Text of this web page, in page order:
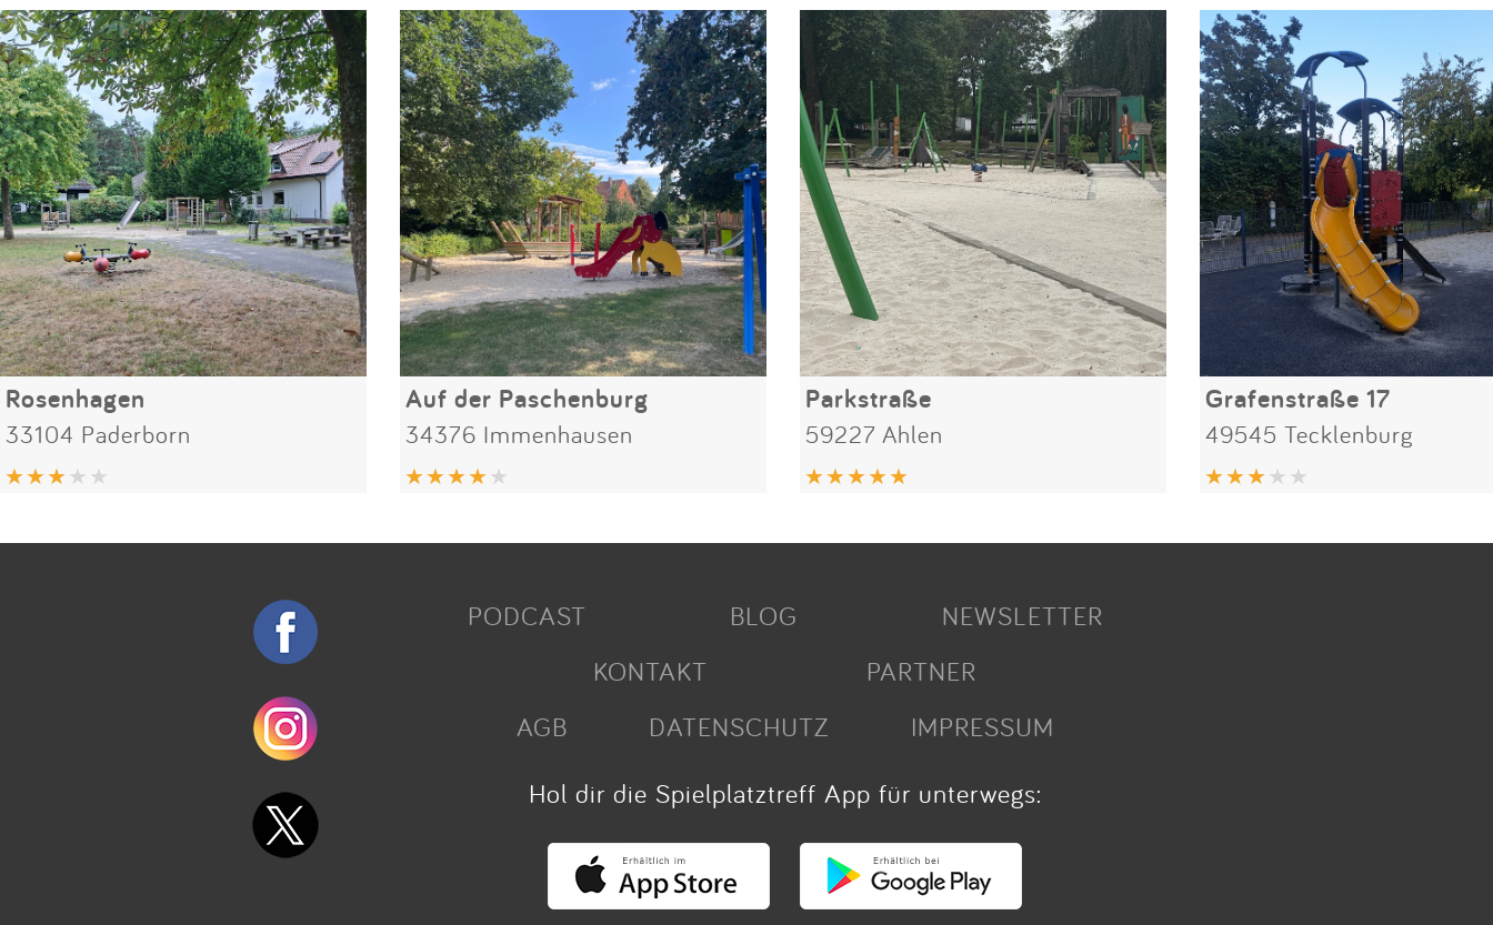
Rosenhagen
33104 Paderborn
Auf der Paschenburg
34376 Immenhausen
Parkstraße
59227 Ahlen
Grafenstraße 17
49545 Tecklenburg
PODCAST BLOG
NEWSLETTER
KONTAKT
PARTNER
AGB
DATENSCHUTZ
IMPRESSUM
Hol dir die Spielplatztreff App für unterwegs: